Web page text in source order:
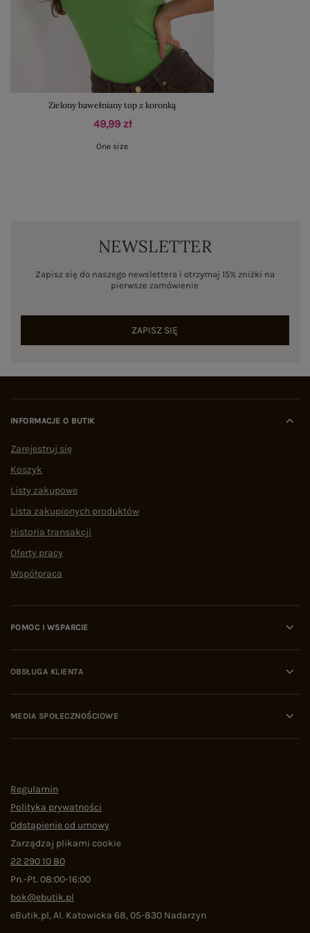
Zielony bawełniany top z koronką
49,99 zł
One size
NEWSLETTER
Zapisz się do naszego newslettera i otrzymaj 15% zniżki na
pierwsze zamówienie
ZAPISZ SIĘ
INFORMACJE O BUTIK
Zarejestruj się
Koszyk
Listy zakupowe
Lista zakupionych produktów
Historia transakcji
Oferty pracy
Współpraca
POMOC I WSPARCIE
OBSŁUGA KLIENTA
MEDIA SPOŁECZNOŚCIOWE
Regulamin
Polityka prywatności
Odstąpienie od umowy
Zarządzaj plikami cookie
22 290 10 80
Pn.-Pt. 08:00-16:00
bok@ebutik.pl
eButik.pl,Al. Katowicka 68,05-830 Nadarzyn